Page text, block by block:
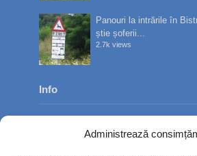
Administrează
Panouri la intrările în
știe șoferii...
2.7k views
Info